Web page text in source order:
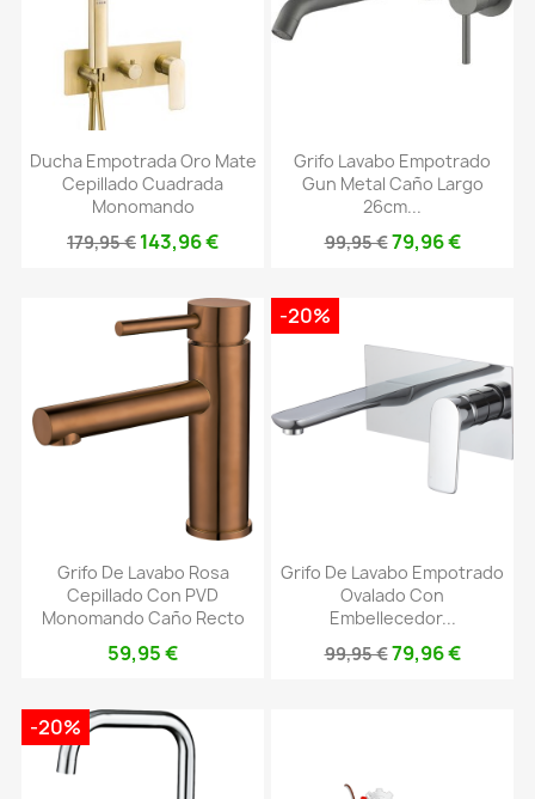
Ducha Empotrada Oro Mate
Cepillado Cuadrada
Monomando
179,95 € 143,96 €
Grifo Lavabo Empotrado
Gun Metal Caño Largo
26cm...
99,95 €79,96 €
Grifo De Lavabo Rosa
Cepillado Con PVD
Monomando Caño Recto
59,95 €
Grifo De Lavabo Empotrado
Ovalado Con
Embellecedor...
99,95 €79,96 €
-20%
-20%